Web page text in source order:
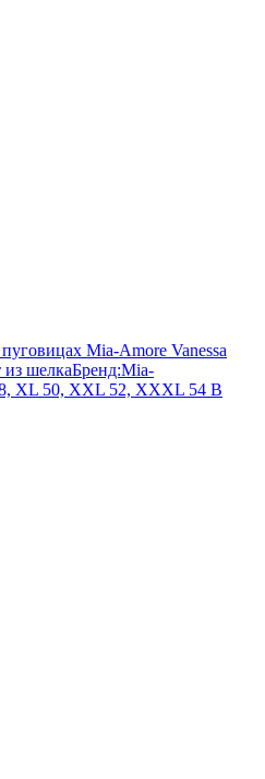
Mia-Amore Vanessa
шелкаБренд:Mia-
XL 50, XXL 52, XXXL 54 В